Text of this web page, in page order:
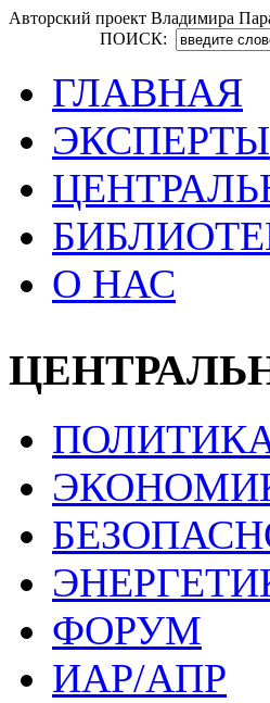
Авторский проект Владимира
ПОИСК:
ГЛАВНАЯ
ЭКСПЕРТЫ
О НАС
ФОРУМ
ИАР/АПР